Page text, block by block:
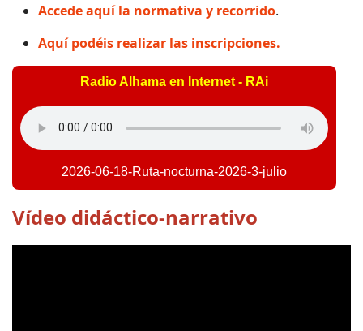
Accede aquí la normativa y recorrido.
Aquí podéis realizar las inscripciones.
Radio Alhama en Internet - RAi
2026-06-18-Ruta-nocturna-2026-3-julio
Vídeo didáctico-narrativo